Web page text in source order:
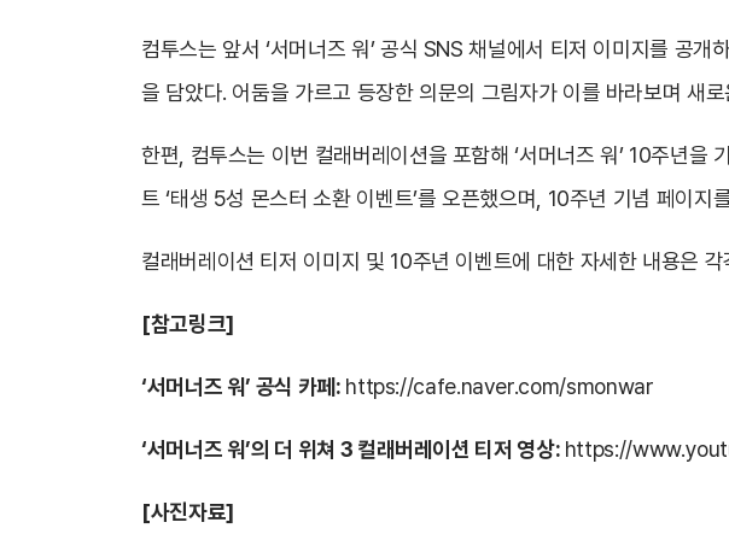
컴투스는 앞서 ‘서머너즈 워’ 공식 SNS 채널에서 티저 이미지를 공
을 담았다. 어둠을 가르고 등장한 의문의 그림자가 이를 바라보며 새
한편, 컴투스는 이번 컬래버레이션을 포함해 ‘서머너즈 워’ 10주년
트 ‘태생 5성 몬스터 소환 이벤트’를 오픈했으며, 10주년 기념 페이
컬래버레이션 티저 이미지 및 10주년 이벤트에 대한 자세한 내용은
[참고링크]
‘서머너즈 워’ 공식 카페: https://cafe.naver.com/smonwar
‘서머너즈 워’의 더 위쳐 3 컬래버레이션 티저 영상: https://
[사진자료]